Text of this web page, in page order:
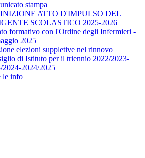
stampa
ATTO D'IMPULSO DEL
SCOLASTICO 2025-2026
formativo con l'Ordine degli Infermieri -
2025
elezioni suppletive nel rinnovo
di Istituto per il triennio 2022/2023-
2024-2024/2025
le info